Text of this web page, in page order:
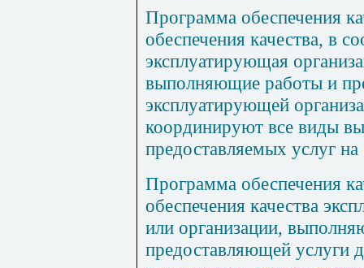
Программа обеспечения
обеспечения качества, в
эксплуатирующая
выполняющие работы и
эксплуатирующей
координируют все виды
предоставляемых услуг
Программа обеспечения
обеспечения качества
или организации,
предоставляющей услуги